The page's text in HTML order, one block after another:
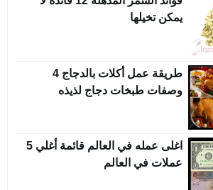
يمكن تخيلها
طريقة عمل أكلات بالدجاج 4
وصفات طبخات دجاج لذيذه
اغلى عمله في العالم قائمة أغلي 5
عملات في العالم